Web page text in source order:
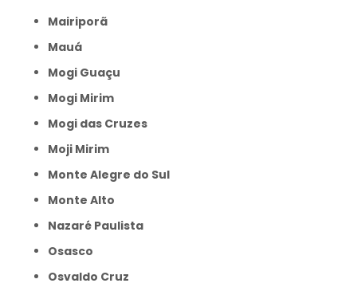
Mairiporã
Mauá
Mogi Guaçu
Mogi Mirim
Mogi das Cruzes
Moji Mirim
Monte Alegre do Sul
Monte Alto
Nazaré Paulista
Osasco
Osvaldo Cruz